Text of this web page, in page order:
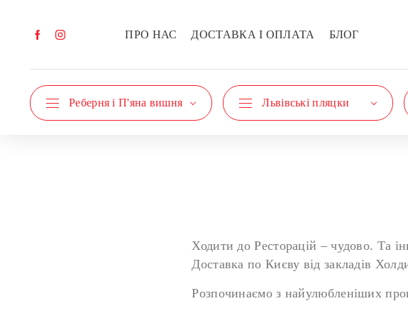
ПРО НАС ДОСТАВКА І ОПЛАТА БЛОГ
Реберня і П'яна вишня Львівські пляцки
Ходити до Ресторацій – чудово. Та
Доставка по Києву від закладів
Розпочинаємо з найулюбленіших